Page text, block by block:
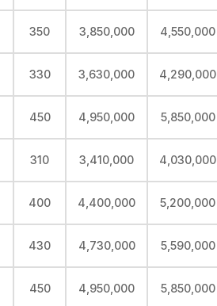
350 3,850,000 4,550,000
330 3,630,000 4,290,000
450 4,950,000 5,850,000
310 3,410,000 4,030,000
400 4,400,000 5,200,000
430 4,730,000 5,590,000
450 4,950,000 5,850,000